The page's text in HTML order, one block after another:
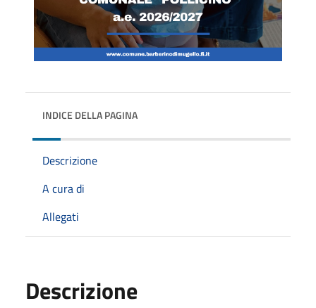
INDICE DELLA PAGINA
Descrizione
A cura di
Allegati
Descrizione